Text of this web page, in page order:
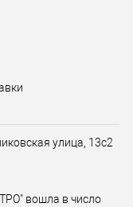
улица, 13с2
вошла в число